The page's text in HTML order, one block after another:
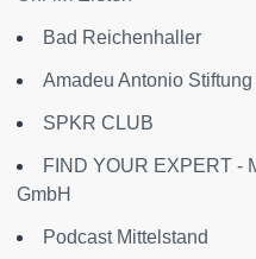
Bad Reichenhaller
Amadeu Antonio Stiftung
SPKR CLUB
FIND YOUR EXPERT -
GmbH
Podcast Mittelstand